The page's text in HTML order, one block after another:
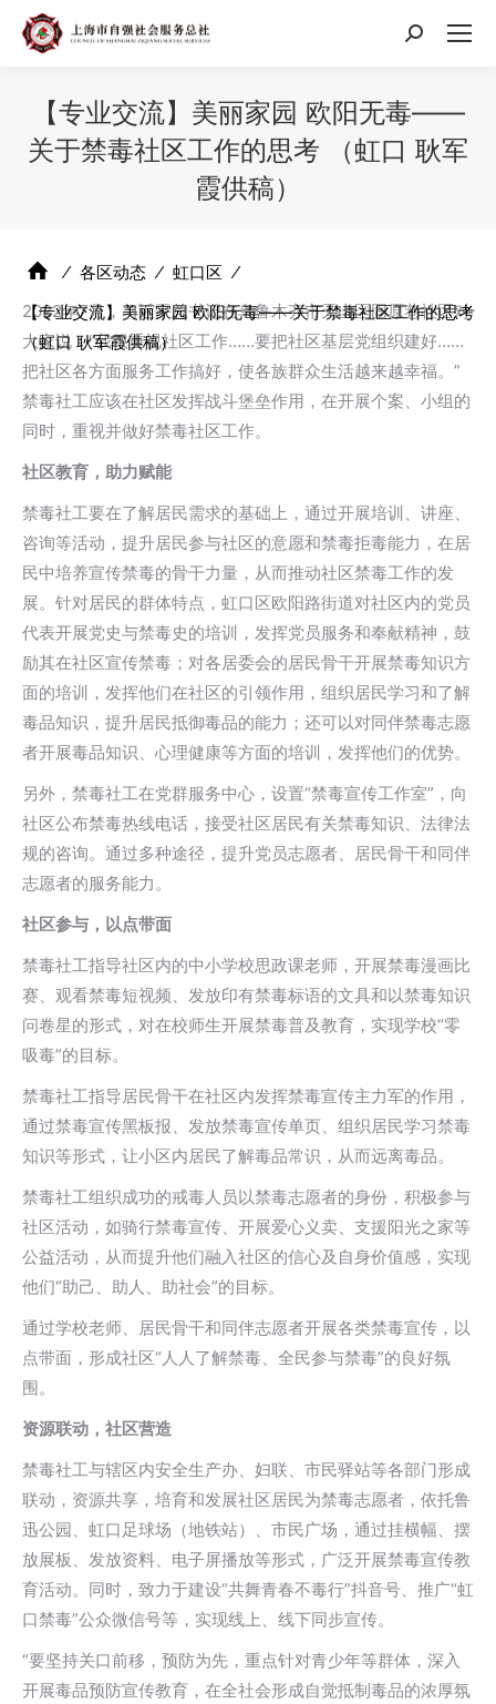
搜
【专业交流】美丽家园 欧阳无毒——
关于禁毒社区工作的思考 （虹口 耿军
霞供稿）
⁄ 各区动态 ⁄ 虹口区 ⁄
【专业交流】美丽家园 欧阳无毒——关于禁毒社区工作的思考
（虹口 耿军霞供稿）
2022年7月，习近平总书记在乌鲁木齐市天山区固原巷社区对
大家说：“我很重视社区工作……要把社区基层党组织建好……
把社区各方面服务工作搞好，使各族群众生活越来越幸福。”
禁毒社工应该在社区发挥战斗堡垒作用，在开展个案、小组的
同时，重视并做好禁毒社区工作。
社区教育 ， 助力赋能
禁毒社工要在了解居民需求的基础上，通过开展培训、讲座、
咨询等活动，提升居民参与社区的意愿和禁毒拒毒能力，在居
民中培养宣传禁毒的骨干力量，从而推动社区禁毒工作的发
展。针对居民的群体特点，虹口区欧阳路街道对社区内的党员
代表开展党史与禁毒史的培训，发挥党员服务和奉献精神，鼓
励其在社区宣传禁毒；对各居委会的居民骨干开展禁毒知识方
面的培训，发挥他们在社区的引领作用，组织居民学习和了解
毒品知识，提升居民抵御毒品的能力；还可以对同伴禁毒志愿
者开展毒品知识、心理健康等方面的培训，发挥他们的优势。
另外，禁毒社工在党群服务中心，设置“禁毒宣传工作室”，向
社区公布禁毒热线电话，接受社区居民有关禁毒知识、法律法
规的咨询。通过多种途径，提升党员志愿者、居民骨干和同伴
志愿者的服务能力。
社区参与 ， 以点带面
禁毒社工指导社区内的中小学校思政课老师，开展禁毒漫画比
赛、观看禁毒短视频、发放印有禁毒标语的文具和以禁毒知识
问卷星的形式，对在校师生开展禁毒普及教育，实现学校“零
吸毒”的目标。
禁毒社工指导居民骨干在社区内发挥禁毒宣传主力军的作用，
通过禁毒宣传黑板报、发放禁毒宣传单页、组织居民学习禁毒
知识等形式，让小区内居民了解毒品常识，从而远离毒品。
禁毒社工组织成功的戒毒人员以禁毒志愿者的身份，积极参与
社区活动，如骑行禁毒宣传、开展爱心义卖、支援阳光之家等
公益活动，从而提升他们融入社区的信心及自身价值感，实现
他们“助己、助人、助社会”的目标。
通过学校老师、居民骨干和同伴志愿者开展各类禁毒宣传，以
点带面，形成社区“人人了解禁毒、全民参与禁毒”的良好氛
围。
资源联动，社区营造
禁毒社工与辖区内安全生产办、妇联、市民驿站等各部门形成
联动，资源共享，培育和发展社区居民为禁毒志愿者，依托鲁
迅公园、虹口足球场（地铁站）、市民广场，通过挂横幅、摆
放展板、发放资料、电子屏播放等形式，广泛开展禁毒宣传教
育活动。同时，致力于建设“共舞青春不毒行”抖音号、推广“虹
口禁毒”公众微信号等，实现线上、线下同步宣传。
“要坚持关口前移，预防为先，重点针对青少年等群体，深入
开展毒品预防宣传教育，在全社会形成自觉抵制毒品的浓厚氛